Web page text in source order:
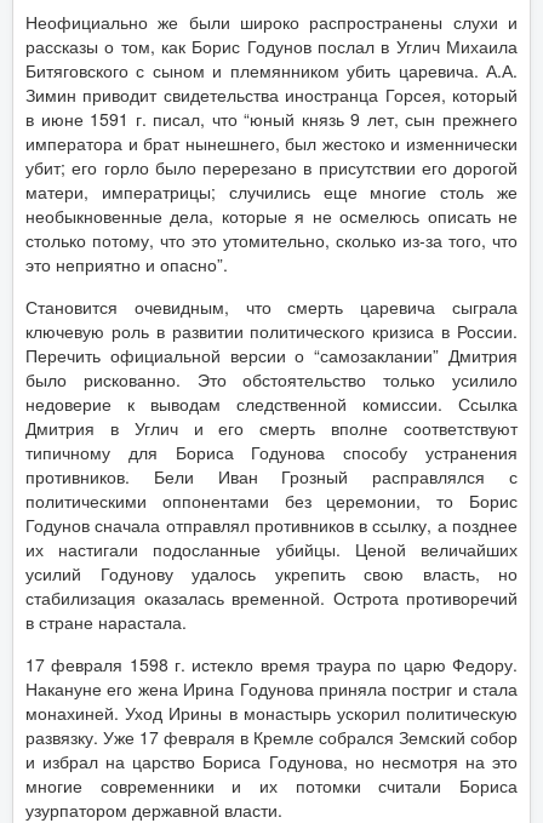
Неофициально же были широко распространены слухи и
рассказы о том, как Борис Годунов послал в Углич Михаила
Битяговского с сыном и племянником убить царевича. А.А.
Зимин приводит свидетельства иностранца Горсея, который
в июне 1591 г. писал, что “юный князь 9 лет, сын прежнего
императора и брат нынешнего, был жестоко и изменнически
убит; его горло было перерезано в присутствии его дорогой
матери, императрицы; случились еще многие столь же
необыкновенные дела, которые я не осмелюсь описать не
столько потому, что это утомительно, сколько из-за того, что
это неприятно и опасно”.
Становится очевидным, что смерть царевича сыграла
ключевую роль в развитии политического кризиса в России.
Перечить официальной версии о “самозаклании” Дмитрия
было рискованно. Это обстоятельство только усилило
недоверие к выводам следственной комиссии. Ссылка
Дмитрия в Углич и его смерть вполне соответствуют
типичному для Бориса Годунова способу устранения
противников. Бели Иван Грозный расправлялся с
политическими оппонентами без церемонии, то Борис
Годунов сначала отправлял противников в ссылку, а позднее
их настигали подосланные убийцы. Ценой величайших
усилий Годунову удалось укрепить свою власть, но
стабилизация оказалась временной. Острота противоречий
в стране нарастала.
17 февраля 1598 г. истекло время траура по царю Федору.
Накануне его жена Ирина Годунова приняла постриг и стала
монахиней. Уход Ирины в монастырь ускорил политическую
развязку. Уже 17 февраля в Кремле собрался Земский собор
и избрал на царство Бориса Годунова, но несмотря на это
многие современники и их потомки считали Бориса
узурпатором державной власти.